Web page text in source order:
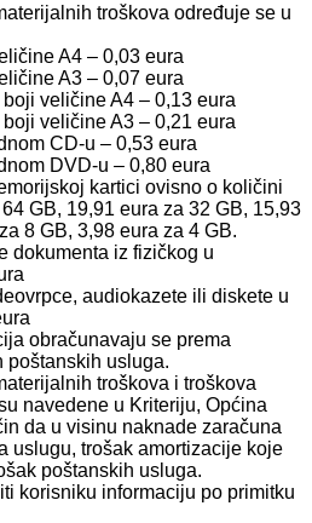
troškova određuje se u
A4 – 0,03 eura
A3 – 0,07 eura
veličine A4 – 0,13 eura
veličine A3 – 0,21 eura
CD-u – 0,53 eura
DVD-u – 0,80 eura
kartici ovisno o količini
GB, 19,91 eura za 32 GB, 15,93
8 GB, 3,98 eura za 4 GB.
dokumenta iz fizičkog u
audiokazete ili diskete u
obračunavaju se prema
poštanskih usluga.
troškova i troškova
navedene u Kriteriju, Općina
da u visinu naknade zaračuna
uslugu, trošak amortizacije koje
poštanskih usluga.
korisniku informaciju po primitku